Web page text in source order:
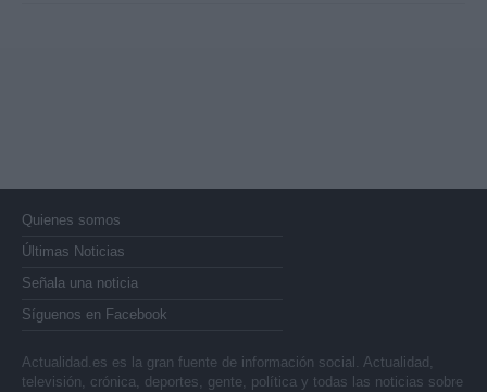
Quienes somos
Últimas Noticias
Señala una noticia
Síguenos en Facebook
Actualidad.es es la gran fuente de información social. Actualidad,
televisión, crónica, deportes, gente, política y todas las noticias sobre